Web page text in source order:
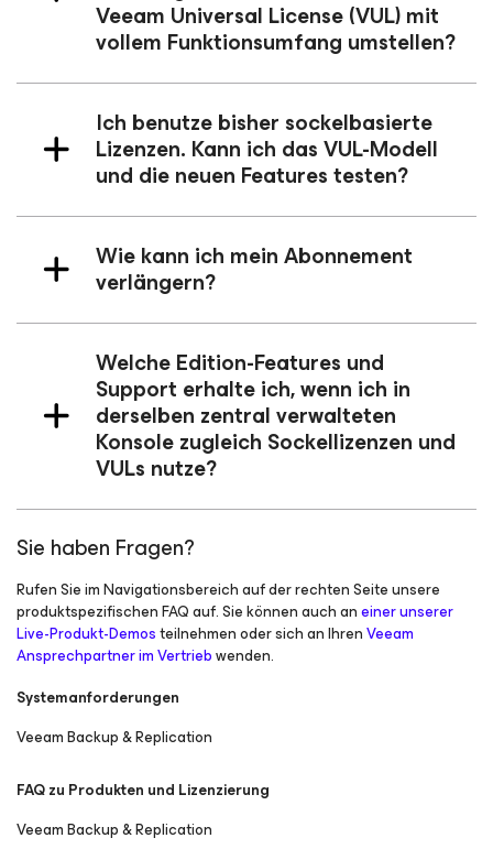
Veeam Universal License (VUL) mit
vollem Funktionsumfang umstellen?
Ich benutze bisher sockelbasierte
Lizenzen. Kann ich das VUL-Modell
und die neuen Features testen?
Wie kann ich mein Abonnement
verlängern?
Welche Edition-Features und
Support erhalte ich, wenn ich in
derselben zentral verwalteten
Konsole zugleich Sockellizenzen und
VULs nutze?
Sie haben Fragen?
Rufen Sie im Navigationsbereich auf der rechten Seite unsere
produktspezifischen FAQ auf. Sie können auch aneiner unserer
Live-Produkt-Demosteilnehmen oder sich an IhrenVeeam
Ansprechpartner im Vertriebwenden.
Systemanforderungen
Veeam Backup & Replication
FAQ zu Produkten und Lizenzierung
Veeam Backup & Replication